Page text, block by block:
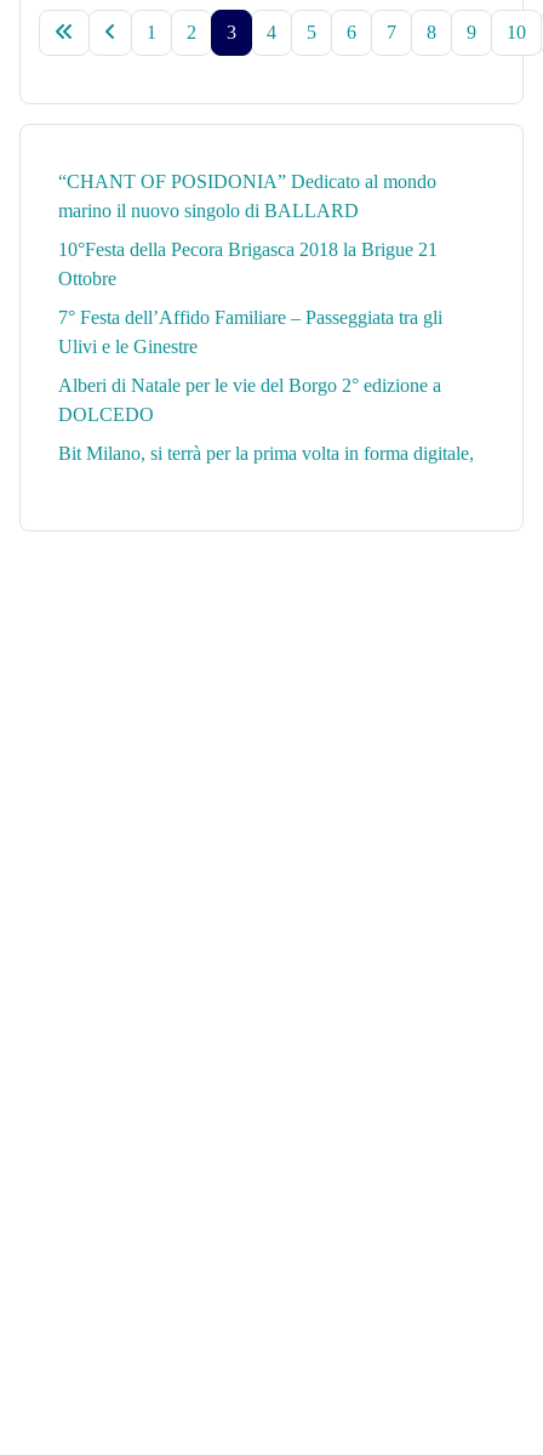
1 2 3 4 5 6 7 8 9 10
“CHANT OF POSIDONIA” Dedicato al mondo
marino il nuovo singolo di BALLARD
10°Festa della Pecora Brigasca 2018 la Brigue 21
Ottobre
7° Festa dell’Affido Familiare – Passeggiata tra gli
Ulivi e le Ginestre
Alberi di Natale per le vie del Borgo 2° edizione a
DOLCEDO
Bit Milano, si terrà per la prima volta in forma digitale,